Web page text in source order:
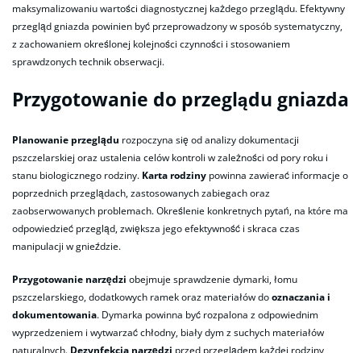
maksymalizowaniu wartości diagnostycznej każdego przeglądu. Efektywny
przegląd gniazda powinien być przeprowadzony w sposób systematyczny,
z zachowaniem określonej kolejności czynności i stosowaniem
sprawdzonych technik obserwacji.
Przygotowanie do przeglądu gniazda
Planowanie przeglądu rozpoczyna się od analizy dokumentacji
pszczelarskiej oraz ustalenia celów kontroli w zależności od pory roku i
stanu biologicznego rodziny. Karta rodziny powinna zawierać informacje o
poprzednich przeglądach, zastosowanych zabiegach oraz
zaobserwowanych problemach. Określenie konkretnych pytań, na które ma
odpowiedzieć przegląd, zwiększa jego efektywność i skraca czas
manipulacji w gnieździe.
Przygotowanie narzędzi obejmuje sprawdzenie dymarki, łomu
pszczelarskiego, dodatkowych ramek oraz materiałów dooznaczania i
dokumentowania. Dymarka powinna być rozpalona z odpowiednim
wyprzedzeniem i wytwarzać chłodny, biały dym z suchych materiałów
naturalnych. Dezynfekcja narzędzi przed przeglądem każdej rodziny